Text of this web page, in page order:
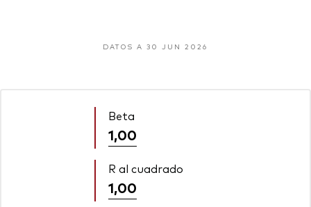
DATOS A 30 JUN 2026
Beta
1,00
R al cuadrado
1,00